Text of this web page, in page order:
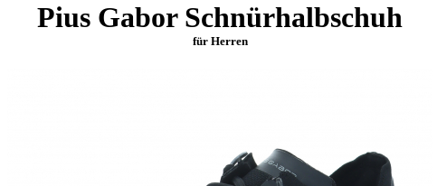
Pius Gabor Schnürhalbschuh
für Herren